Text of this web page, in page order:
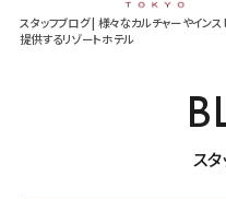
スタッフブログ | 様々なカルチャーやイン
提供するリゾートホテル
ス